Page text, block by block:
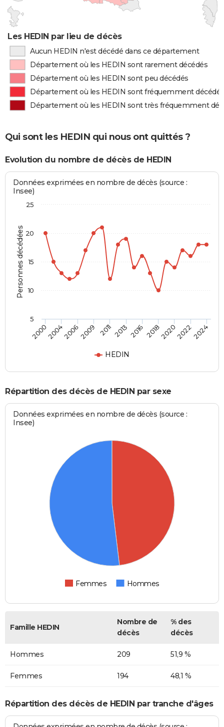
Les HEDIN par lieu de décès
Aucun HEDIN n'est décédé dans ce département
Département où les HEDIN sont rarement décédés
Département où les HEDIN sont peu décédés
Département où les HEDIN sont fréquemment décédés
Département où les HEDIN sont très fréquemment
Qui sont les HEDIN qui nous ont quittés ?
Evolution du nombre de décès de HEDIN
Personnes décédées
Données exprimées en nombre de décès (source :
Insee)
HEDIN
2000200420062009 2011 2013 2016 2018202020222024
10
15
20
5
25
Répartition des décès de HEDIN par sexe
Données exprimées en nombre de décès (source :
Insee)
Femmes Hommes
Famille HEDIN
Nombre de
décès
% des
décès
Hommes 209 51,9 %
Femmes 194 48,1 %
Répartition des décès de HEDIN par tranche d'âges